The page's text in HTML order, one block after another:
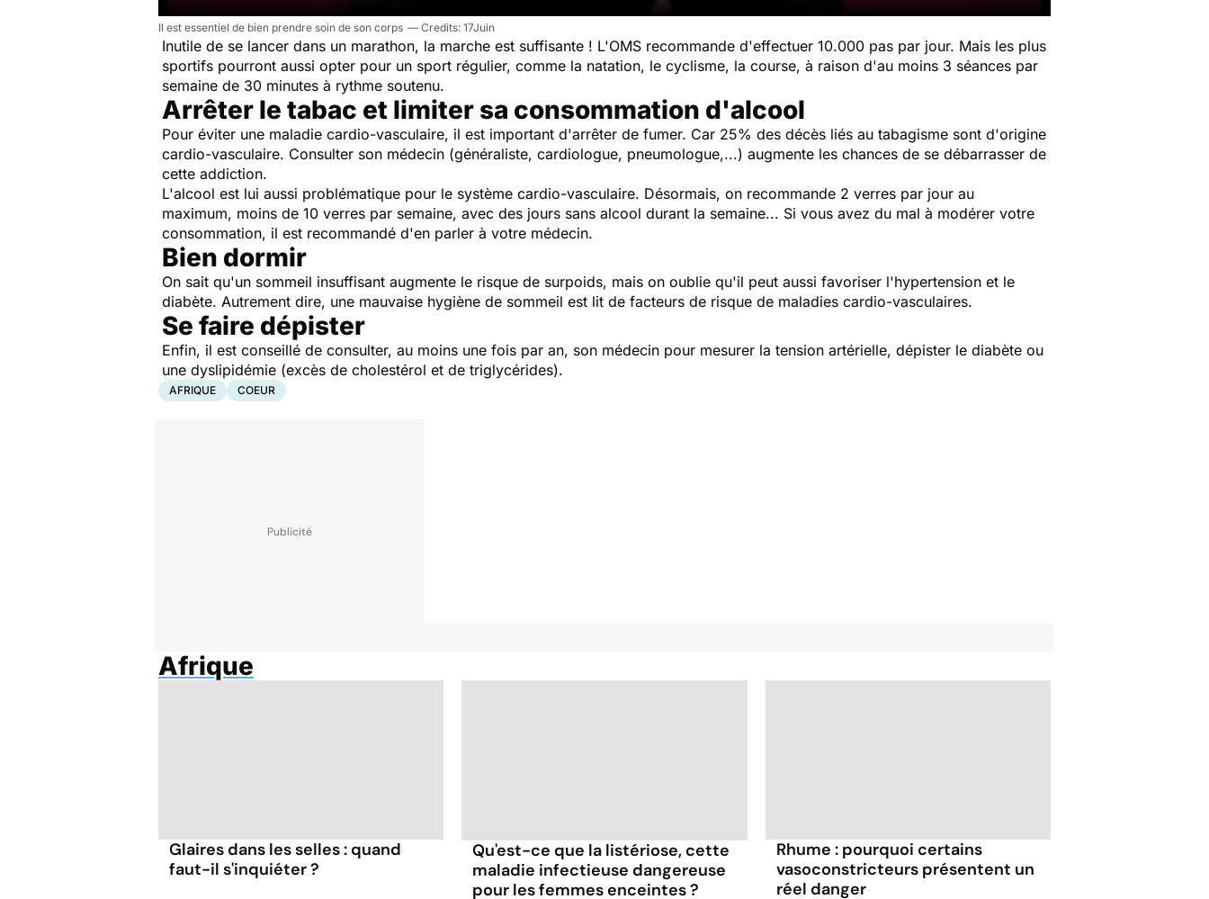
Il est essentiel de bien prendre soin de son corps 17Juin
Inutile de se lancer dans un marathon, la marche est suffisante ! L'OMS recommande d'effectuer 10.000 pas par jour. Mais les plus
sportifs pourront aussi opter pour un sport régulier, comme la natation, le cyclisme, la course, à raison d'au moins 3 séances par
semaine de 30 minutes à rythme soutenu.
Arrêter le tabac et limiter sa consommation d'alcool
Pour éviter une maladie cardio-vasculaire, il est important d'arrêter de fumer. Car 25% des décès liés au tabagisme sont d'origine
cardio-vasculaire. Consulter son médecin (généraliste, cardiologue, pneumologue,...) augmente les chances de se débarrasser de
cette addiction.
L'alcool est lui aussi problématique pour le système cardio-vasculaire. Désormais, on recommande 2 verres par jour au
maximum, moins de 10 verres par semaine, avec des jours sans alcool durant la semaine... Si vous avez du mal à modérer votre
consommation, il est recommandé d'en parler à votre médecin.
Bien dormir
On sait qu'un sommeil insuffisant augmente le risque de surpoids, mais on oublie qu'il peut aussi favoriser l'hypertension et le
diabète. Autrement dire, une mauvaise hygiène de sommeil est lit de facteurs de risque de maladies cardio-vasculaires.
Se faire dépister
Enfin, il est conseillé de consulter, au moins une fois par an, son médecin pour mesurer la tension artérielle, dépister le diabète ou
une dyslipidémie (excès de cholestérol et de triglycérides).
AFRIQUE COEUR
Afrique
Glaires dans les selles : quand
faut-il s'inquiéter ?
Qu'est-ce que la listériose, cette
maladie infectieuse dangereuse
pour les femmes enceintes ?
Rhume : pourquoi certains
vasoconstricteurs présentent un
réel danger